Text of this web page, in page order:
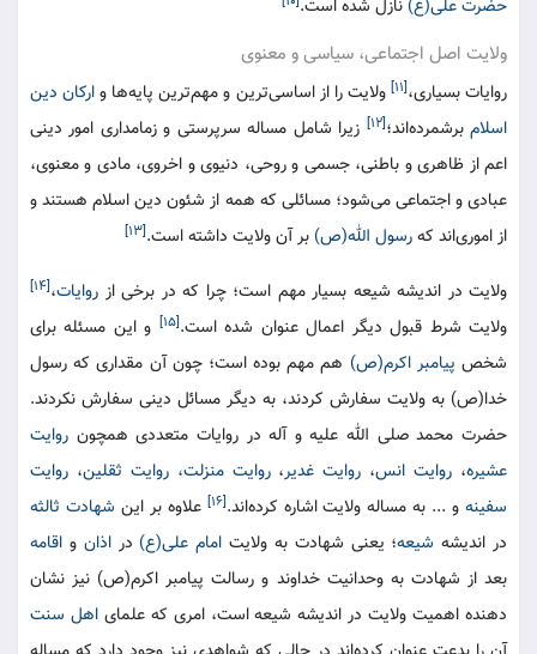
حضرت علی(ع) نازل شده است.
ولایت اصل اجتماعی، سیاسی و معنوی
روایات بسیاری،[۱۱] ولایت را از اساسی‌ترین و مهم‌ترین پایه‌ها وارکان دین
اسلامبرشمرده‌اند؛[۱۲]
زیرا شامل مساله سرپرستی و زمامداری امور دینی
اعم از ظاهری و باطنی، جسمی و روحی، دنیوی و اخروی، مادی و معنوی،
عبادی و اجتماعی می‌شود؛ مسائلی که همه از شئون دین اسلام هستند و
از اموری‌اند کهرسول الله(ص) بر آن ولایت داشته است.[۱۳]
ولایت در اندیشه شیعه بسیار مهم است؛ چرا که در برخی از روایات،[۱۴]
ولایت شرط قبول دیگر اعمال عنوان شده است.[۱۵]
و این مسئله برای
شخص پیامبر اکرم(ص) هم مهم بوده است؛ چون آن مقداری که رسول
خدا(ص) به ولایت سفارش کردند، به دیگر مسائل دینی سفارش نکردند.
حضرت محمد صلی الله علیه و آله در روایات متعددی همچون روایت
عشیره، روایت انس، روایت غدیر،روایت منزلت، روایت ثقلین، روایت
سفینهو ... به مساله ولایت اشاره کرده‌اند.[۱۶] علاوه بر این شهادت ثالثه
در اندیشه شیعه؛ یعنی شهادت به ولایت امام علی(ع) دراذان و اقامه
بعد از شهادت به وحدانیت خداوند و رسالت پیامبر اکرم(ص) نیز نشان
دهنده اهمیت ولایت در اندیشه شیعه است، امری که علمایاهل سنت